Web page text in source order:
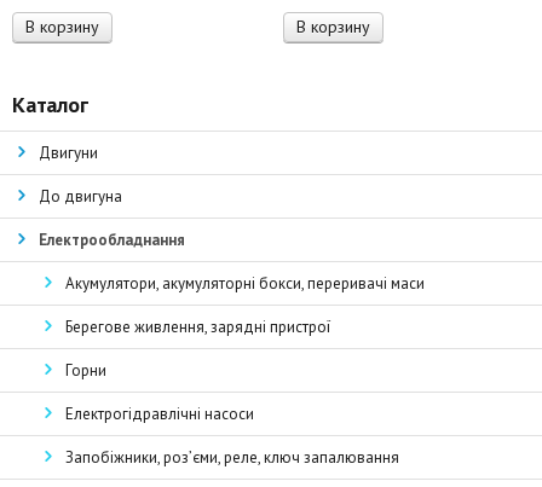
цена
составляла
цена:
0 €.
В корзину В корзину
Каталог
Двигуни
До двигуна
Електрообладнання
Акумулятори, акумуляторні бокси, переривачі маси
Берегове живлення, зарядні пристрої
Горни
Електрогідравлічні насоси
Запобіжники, роз’єми, реле, ключ запалювання